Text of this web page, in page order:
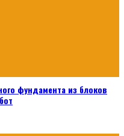
фундамента из блоков